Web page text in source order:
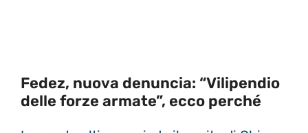
Fedez, nuova denuncia: “Vilipendio
delle forze armate”, ecco perché